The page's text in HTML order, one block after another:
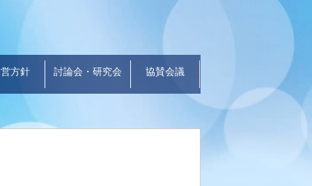
方針 討論会・研究会 協賛会議